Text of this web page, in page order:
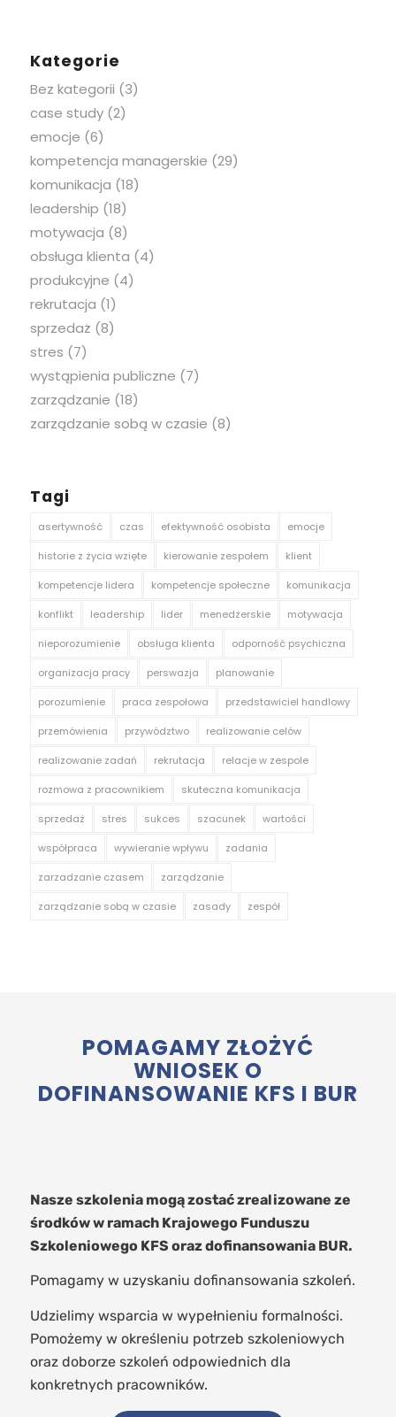
Kategorie
Bez kategorii (3)
case study(2)
emocje (6)
kompetencja managerskie (29)
komunikacja (18)
leadership (18)
motywacja (8)
obsługa klienta (4)
produkcyjne (4)
rekrutacja (1)
sprzedaż (8)
stres (7)
wystąpienia publiczne (7)
zarządzanie (18)
zarządzanie sobą w czasie (8)
Tagi
asertywność czas efektywność osobista emocje
historie z życia wzięte kierowanie zespołem klient
kompetencje lidera kompetencje społeczne komunikacja
konflikt leadership lider menedżerskie motywacja
nieporozumienie obsługa klienta odporność psychiczna
organizacja pracy perswazja planowanie
porozumienie praca zespołowa przedstawiciel handlowy
przemówienia przywództwo realizowanie celów
realizowanie zadań rekrutacja relacje w zespole
rozmowa z pracownikiem skuteczna komunikacja
sprzedaż stres sukces szacunek wartości
współpraca wywieranie wpływu zadania
zarzadzanie czasem zarządzanie
zarządzanie sobą w czasie zasady zespół
POMAGAMY ZŁOŻYĆ
WNIOSEK O
DOFINANSOWANIE KFS I BUR
Nasze szkolenia mogą zostać zrealizowane ze
środków w ramach Krajowego Funduszu
Szkoleniowego KFS oraz dofinansowania BUR.
Pomagamy w uzyskaniu dofinansowania szkoleń.
Udzielimy wsparcia w wypełnieniu formalności.
Pomożemy w określeniu potrzeb szkoleniowych
oraz doborze szkoleń odpowiednich dla
konkretnych pracowników.